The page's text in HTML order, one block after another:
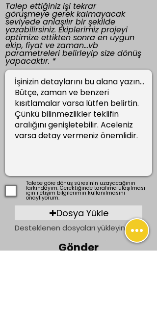
Talep ettiğiniz işi tekrar
görüşmeye gerek kalmayacak
seviyede anlaşılır bir şekilde
yazabilirsiniz. Ekiplerimiz projeyi
optimize ettikten sonra en uygun
ekip, fiyat ve zaman...vb
parametreleri belirleyip size dönüş
yapacaktır.
Talebe göre dönüş süresinin uzayacağının
farkındayım. Gerektiğinde tarafıma ulaşılması
için iletişim bilgilerimin kullanılmasını
onaylıyorum.
Dosya Yükle
Desteklenen dosyaları yükleyin (En fazla 15 MB)
Gönder